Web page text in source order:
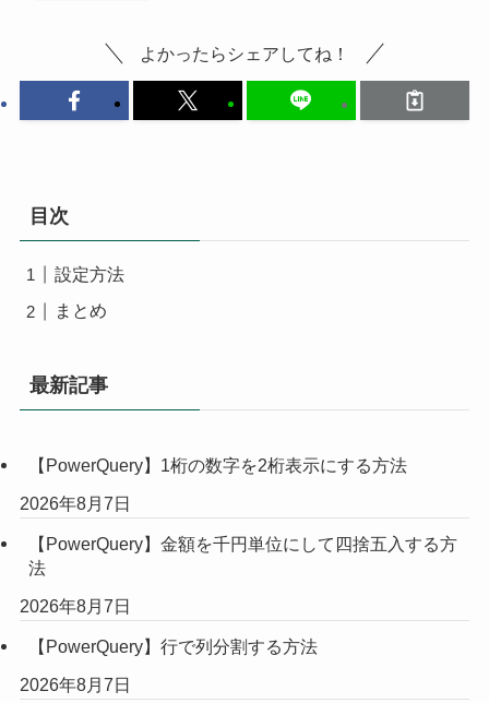
よかったらシェアしてね！
目次
設定方法
まとめ
最新記事
【PowerQuery】1桁の数字を2桁表示にする方法
2026年8月7日
【PowerQuery】金額を千円単位にして四捨五入する方
法
2026年8月7日
【PowerQuery】行で列分割する方法
2026年8月7日